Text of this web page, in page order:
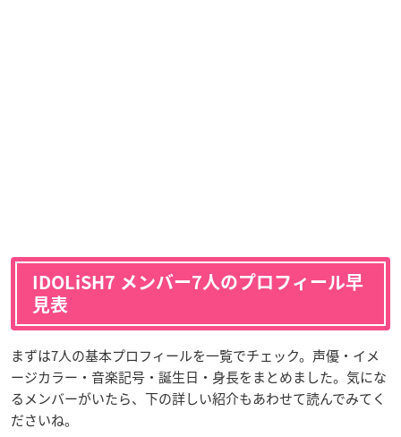
IDOLiSH7 メンバー7人のプロフィール早
見表
まずは7人の基本プロフィールを一覧でチェック。声優・イメ
ージカラー・音楽記号・誕生日・身長をまとめました。気にな
るメンバーがいたら、下の詳しい紹介もあわせて読んでみてく
ださいね。